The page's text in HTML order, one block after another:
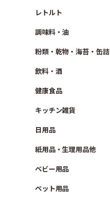
レトルト
調味料・油
粉類・乾物・海苔・缶詰
飲料・酒
健康食品
キッチン雑貨
日用品
紙用品・生理用品他
ベビー用品
ペット用品